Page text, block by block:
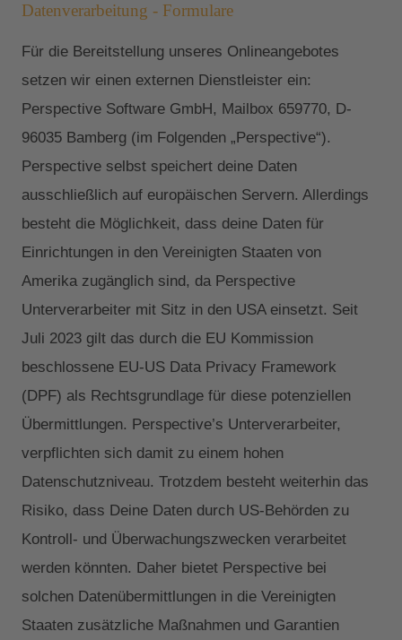
Datenverarbeitung - Formulare
Für die Bereitstellung unseres Onlineangebotes
setzen wir einen externen Dienstleister ein:
Perspective Software GmbH, Mailbox 659770, D-
96035 Bamberg (im Folgenden „Perspective“).
Perspective selbst speichert deine Daten
ausschließlich auf europäischen Servern. Allerdings
besteht die Möglichkeit, dass deine Daten für
Einrichtungen in den Vereinigten Staaten von
Amerika zugänglich sind, da Perspective
Unterverarbeiter mit Sitz in den USA einsetzt. Seit
Juli 2023 gilt das durch die EU Kommission
beschlossene EU-US Data Privacy Framework
(DPF) als Rechtsgrundlage für diese potenziellen
Übermittlungen. Perspective’s Unterverarbeiter,
verpflichten sich damit zu einem hohen
Datenschutzniveau. Trotzdem besteht weiterhin das
Risiko, dass Deine Daten durch US-Behörden zu
Kontroll- und Überwachungszwecken verarbeitet
werden könnten. Daher bietet Perspective bei
solchen Datenübermittlungen in die Vereinigten
Staaten zusätzliche Maßnahmen und Garantien